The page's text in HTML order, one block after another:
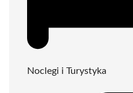
Noclegi i Turystyka